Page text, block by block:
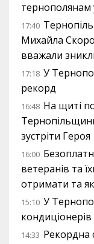
тернополянам
17:40
Михайла
вважали
17:18 У
рекорд
16:48 На щиті
зустріти Героя
16:00
ветеранів та
отримати та
15:10 У
14:33 Рекордна